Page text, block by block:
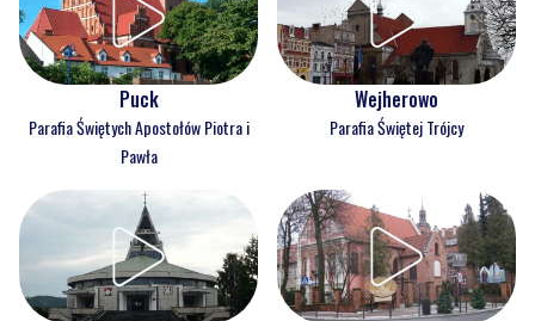
Puck
Parafia Świętych Apostołów Piotra i
Pawła
Wejherowo
Parafia Świętej Trójcy